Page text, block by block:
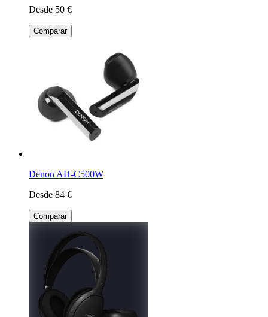
Desde 50 €
Comparar
Denon AH-C500W
Desde 84 €
Comparar